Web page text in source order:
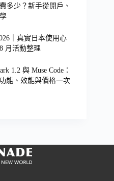
多少？新手從開戶、
｜真實日本使用心
月活動整理
1.2 與 Muse Code：
能、效能與價格一次